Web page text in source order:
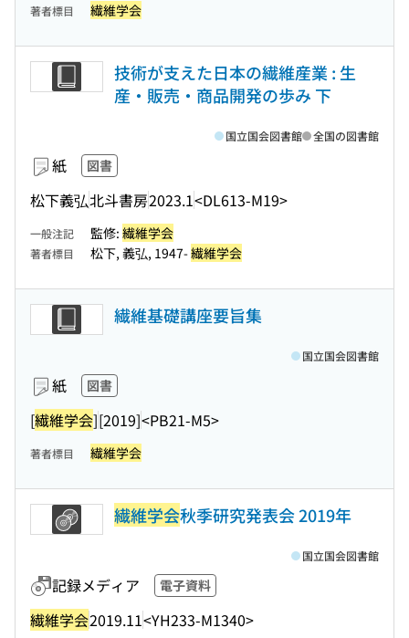
著者標目 繊維学会
技術が支えた日本の繊維産業 : 生
産・販売・商品開発の歩み 下
紙 図書
松下義弘北斗書房2023.1<DL613-M19>
国立国会図書館 全国の図書館
一般注記 監修: 繊維学会
著者標目 松下, 義弘, 1947-繊維学会
繊維基礎講座要旨集
紙 図書
[繊維学会][2019]<PB21-M5>
国立国会図書館
著者標目 繊維学会
繊維学会秋季研究発表会 2019年
記録メディア 電子資料
繊維学会2019.11<YH233-M1340>
国立国会図書館